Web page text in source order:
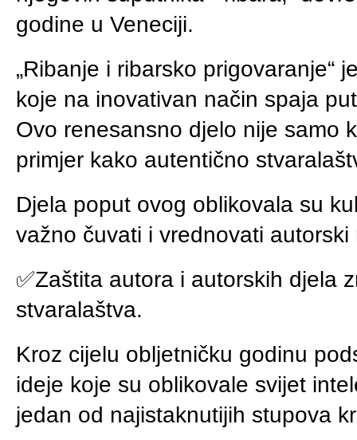
godine u Veneciji.
„Ribanje i ribarsko prigovaranje“
koje na inovativan način spaja
Ovo renesansno djelo nije samo
primjer kako autentično
Djela poput ovog oblikovala su
važno čuvati i vrednovati autorski
✅Zaštita autora i autorskih djela
stvaralaštva.
Kroz cijelu obljetničku godinu
ideje koje su oblikovale svijet
jedan od najistaknutijih stupova